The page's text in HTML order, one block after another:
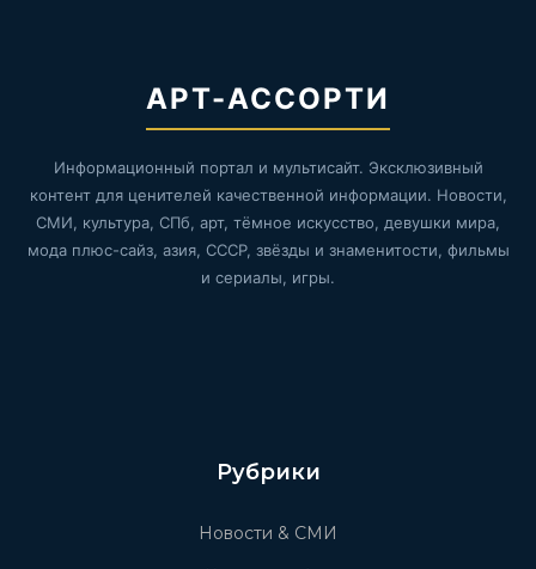
АРТ-АССОРТИ
Информационный портал и мультисайт. Эксклюзивный
контент для ценителей качественной информации. Новости,
СМИ, культура, СПб, арт, тёмное искусство, девушки мира,
мода плюс-сайз, азия, СССР, звёзды и знаменитости, фильмы
и сериалы, игры.
Рубрики
Новости & СМИ